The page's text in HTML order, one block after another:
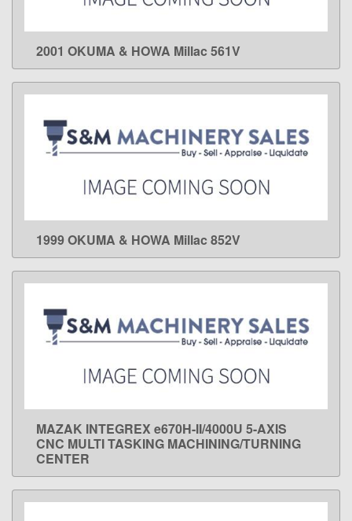
LEARN MORE
2001 OKUMA & HOWA Millac 561V
LEARN MORE
1999 OKUMA & HOWA Millac 852V
LEARN MORE
MAZAK INTEGREX e670H-II/4000U 5-AXIS
CNC MULTI TASKING MACHINING/TURNING
CENTER